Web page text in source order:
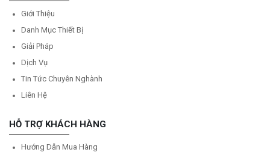
Giới Thiệu
Danh Mục Thiết Bị
Giải Pháp
Dịch Vụ
Tin Tức Chuyên Nghành
Liên Hệ
HỖ TRỢ KHÁCH HÀNG
Hướng Dẫn Mua Hàng